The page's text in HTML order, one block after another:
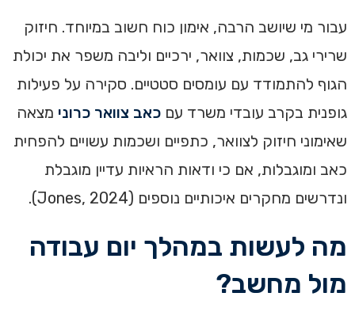
עבור מי שיושב הרבה, אימון כוח חשוב במיוחד. חיזוק
שרירי גב, שכמות, צוואר, ירכיים וליבה משפר את יכולת
הגוף להתמודד עם עומסים סטטיים. סקירה על פעילות
גופנית בקרב עובדי משרד עם כאב צוואר כרוני מצאה
שאימוני חיזוק לצוואר, כתפיים ושכמות עשויים להפחית
כאב ומוגבלות, אם כי ודאות הראיות עדיין מוגבלת
ונדרשים מחקרים איכותיים נוספים (Jones, 2024).
מה לעשות במהלך יום עבודה
מול מחשב?